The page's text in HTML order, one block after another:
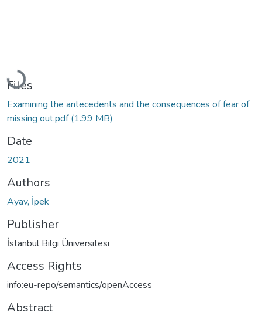
Loading...
Files
Examining the antecedents and the consequences of fear of
missing out.pdf(1.99 MB)
Date
2021
Authors
Ayav, İpek
Publisher
İstanbul Bilgi Üniversitesi
Access Rights
info:eu-repo/semantics/openAccess
Abstract